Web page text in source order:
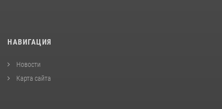
НАВИГАЦИЯ
Новости
Карта сайта